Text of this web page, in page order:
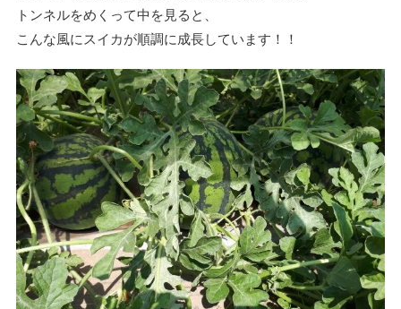
トンネルをめくって中を見ると、
こんな風にスイカが順調に成長しています！！